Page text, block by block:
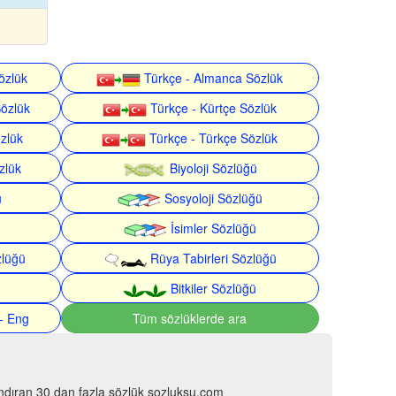
Türkçe - Almanca Sözlük
Türkçe - Kürtçe Sözlük
Türkçe - Türkçe Sözlük
Biyoloji Sözlüğü
Sosyoloji Sözlüğü
İsimler Sözlüğü
Rüya Tabirleri Sözlüğü
Bitkiler Sözlüğü
Eng
Tüm sözlüklerde ara
30 dan fazla sözlük sozluksu.com